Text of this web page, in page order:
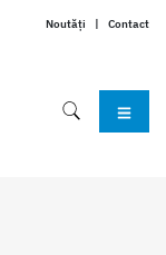
Noutăți | Contact